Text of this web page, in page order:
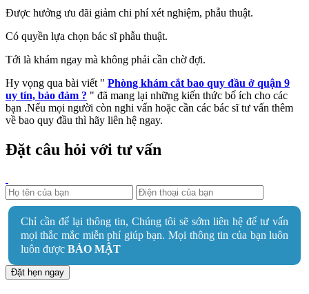
Được hưởng ưu đãi giảm chi phí xét nghiệm, phẫu thuật.
Có quyền lựa chọn bác sĩ phẫu thuật.
Tới là khám ngay mà không phải cần chờ đợi.
Hy vọng qua bài viết " Phòng khám cắt bao quy đầu ở quận 9
uy tín, bảo đảm ? " đã mang lại những kiến thức bố ích cho các
bạn .Nếu mọi người còn nghi vấn hoặc cần các bác sĩ tư vấn thêm
về bao quy đầu thì hãy liên hệ ngay.
Đặt câu hỏi với tư vấn
Chỉ cần để lại thông tin, Chúng tôi sẽ sớm liên hệ để tư vấn
mọi thắc mắc miễn phí giúp bạn. Mọi thông tin của bạn luôn
luôn được BẢO MẬT
Đặt hẹn ngay